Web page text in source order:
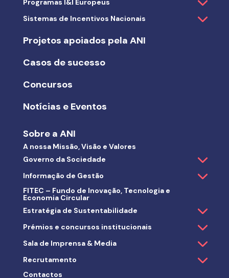
Programas I&I Europeus
Sistemas de Incentivos Nacionais
Projetos apoiados pela ANI
Casos de sucesso
Concursos
Notícias e Eventos
Sobre a ANI
A nossa Missão, Visão e Valores
Governo da Sociedade
Informação de Gestão
FITEC – Fundo de Inovação, Tecnologia e
Economia Circular
Estratégia de Sustentabilidade
Prémios e concursos institucionais
Sala de Imprensa & Media
Recrutamento
Contactos